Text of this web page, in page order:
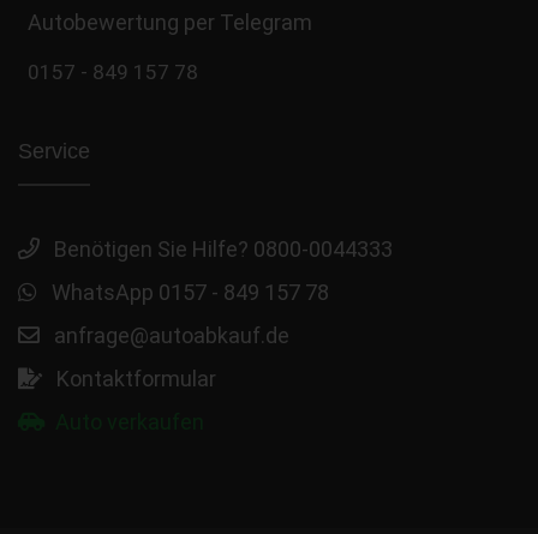
Autobewertung per Telegram
0157 - 849 157 78
Service
Benötigen Sie Hilfe? 0800-0044333
WhatsApp 0157 - 849 157 78
anfrage@autoabkauf.de
Kontaktformular